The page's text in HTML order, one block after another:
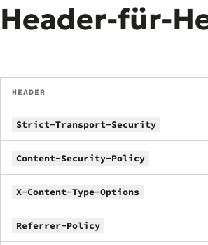
Header-für-
HEADER
Strict-Transport-Security
Content-Security-Policy
X-Content-Type-Options
Referrer-Policy